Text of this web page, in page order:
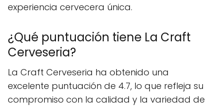
experiencia cervecera única.
¿Qué puntuación tiene La Craft
Cerveseria?
La Craft Cerveseria ha obtenido una
excelente puntuación de 4.7, lo que refleja su
compromiso con la calidad y la variedad de